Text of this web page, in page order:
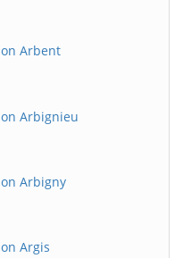
Arbent
Arbignieu
Arbigny
Argis